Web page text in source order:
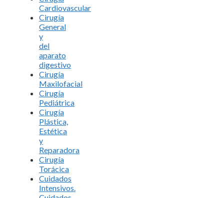
Cardiovascular
Cirugía
General
y
del
aparato
digestivo
Cirugía
Maxilofacial
Cirugía
Pediátrica
Cirugía
Plástica,
Estética
y
Reparadora
Cirugía
Torácica
Cuidados
Intensivos.